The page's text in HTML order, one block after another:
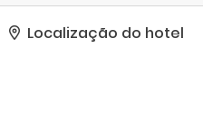
Hotelstars Union é a entidade
classificações por estrelas em
classificado como 4 stars.. As
Localização do hotel